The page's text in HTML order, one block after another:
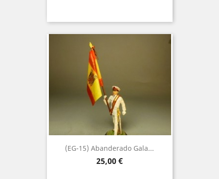
(EG-15) Abanderado Gala...
Precio
25,00 €